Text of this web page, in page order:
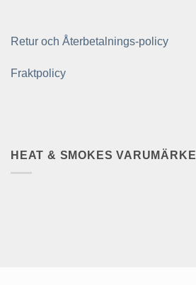
Retur och Återbetalnings-policy
Fraktpolicy
HEAT & SMOKES VARUMÄRKE